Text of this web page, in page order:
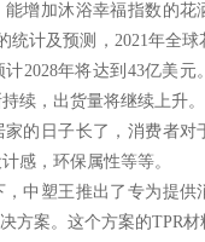
能增加沐浴幸福指数的花
统计及预测，2021年全
2028年将达到43亿美元
续，出货量将继续上升。
日子长了，消费者对
感，环保属性等等。
塑王推出了专为提供
方案。这个方案的TPR